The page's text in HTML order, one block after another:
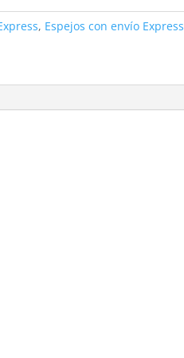
, Espejos con envío Express